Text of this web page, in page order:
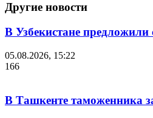
Другие новости
В Узбекистане
05.08.2026, 15:22
166
В Ташкенте таможенника